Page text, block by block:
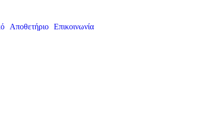
Αποθετήριο Επικοινωνία